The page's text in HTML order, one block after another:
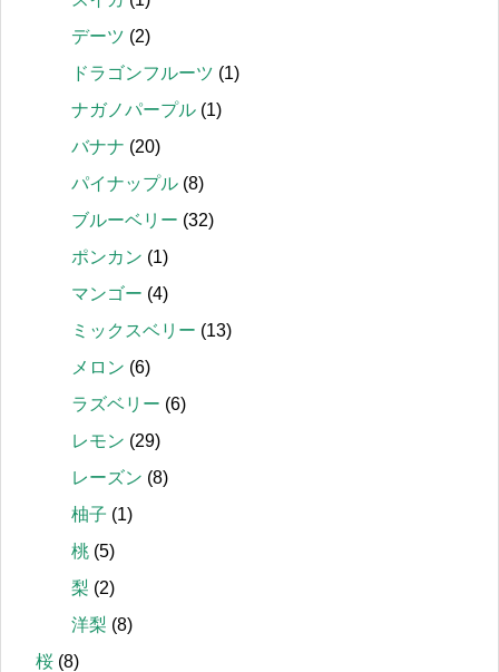
デーツ (2)
ドラゴンフルーツ (1)
ナガノパープル (1)
バナナ (20)
パイナップル (8)
ブルーベリー (32)
ポンカン (1)
マンゴー (4)
ミックスベリー (13)
メロン (6)
ラズベリー (6)
レモン (29)
レーズン (8)
柚子 (1)
桃 (5)
梨 (2)
洋梨 (8)
桜 (8)